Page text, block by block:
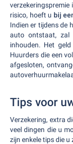
verzekeringspremie
risico, hoeft u bij
Indien er tijdens de
auto ontstaat, zal
inhouden. Het
Huurders die een
afgesloten,
Tips voor
Verzekering, extra
veel dingen die u
zijn enkele tips die u